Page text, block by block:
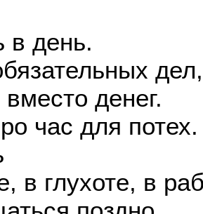
в день.
дел,
денег.
час для потех.
в глухоте, в